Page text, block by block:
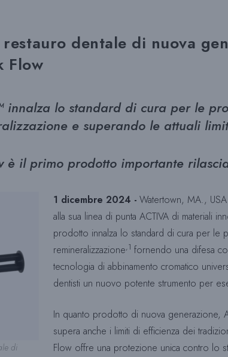
dentale di nuova
Flow
innalza lo standard di cura per le
e superando le attuali
è il primo prodotto importante
di
1 dicembre 2024 -Watertown, MA.,
alla sua linea di punta ACTIVA di materiali
prodotto innalza lo standard di cura per le
remineralizzazione,1 fornendo una difesa
tecnologia di abbinamento cromatico
dentisti un nuovo potente strumento per
In quanto prodotto di nuova generazione,
supera anche i limiti di efficienza dei
Flow offre una protezione unica contro lo